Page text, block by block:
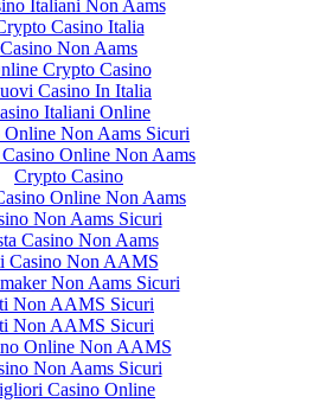
Italiani Non Aams
Casino Italia
Casino Non Aams
Crypto Casino
Casino In Italia
Italiani Online
Online Non Aams Sicuri
Online Non Aams
Crypto Casino
Online Non Aams
Non Aams Sicuri
Casino Non Aams
Casino Non AAMS
Non Aams Sicuri
Non AAMS Sicuri
Non AAMS Sicuri
Online Non AAMS
Non Aams Sicuri
Casino Online